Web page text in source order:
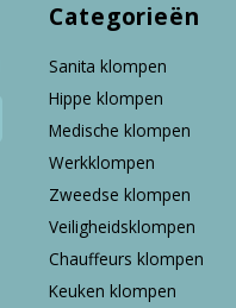
Categorieën
Sanita klompen
Hippe klompen
Medische klompen
Werkklompen
Zweedse klompen
Veiligheidsklompen
Chauffeurs klompen
Keuken klompen